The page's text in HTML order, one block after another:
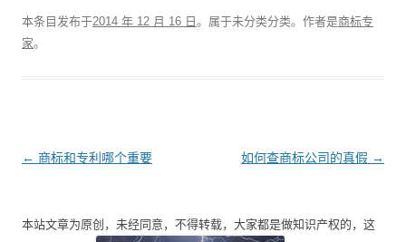
本条目发布于2014 年 12 月 16 日 。属于未分类分类。 作者是商标专
家。
文
航
← 商标和专利哪个重要 如何查商标公司的真假 →
本站文章为原创，未经同意，不得转载，大家都是做知识产权的，这